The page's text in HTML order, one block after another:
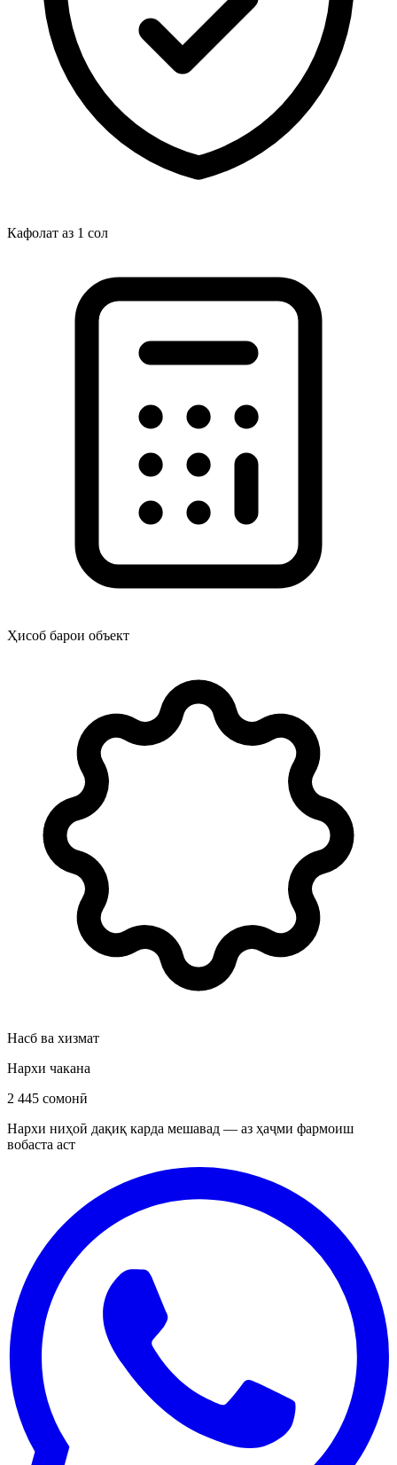
Кафолат аз 1 сол
Ҳисоб барои объект
Насб ва хизмат
Нархи чакана
2 445 сомонӣ
Нархи ниҳоӣ дақиқ карда мешавад — аз ҳаҷми фармоиш
вобаста аст